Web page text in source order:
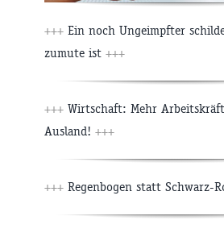
+++ Ein noch Ungeimpfter
zumute ist +++
+++ Wirtschaft: Mehr
Ausland! +++
+++ Regenbogen statt Schwarz-